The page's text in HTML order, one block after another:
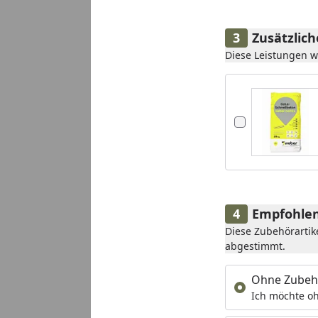
Diese Leistungen
Diese
abgestimmt.
Ohne
Ich möchte